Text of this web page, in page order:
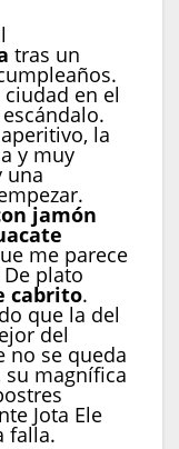
tras un
ciudad en el
la
y muy
una
jamón
me parece
plato
cabrito.
que la del
del
no se queda
su magnífica
Jota Ele
falla.